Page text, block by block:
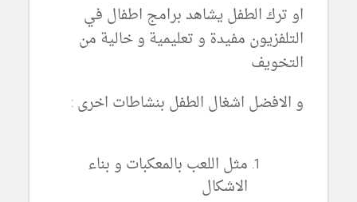
او ترك الطفل يشاهد برامج اطفال في
التلفزيون مفيدة و تعليمية و خالية من
التخويف
و الافضل اشغال الطفل بنشاطات اخرى :
مثل اللعب بالمعكبات و بناء
الاشكال